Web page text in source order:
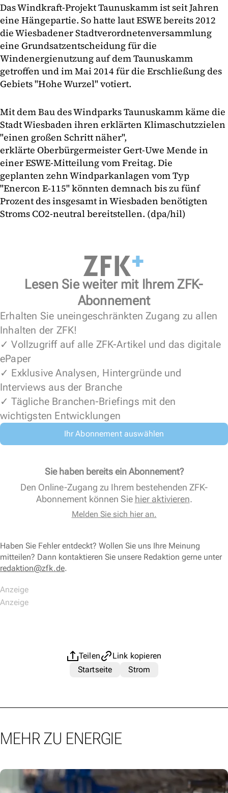
Das Windkraft-Projekt Taunuskamm ist seit Jahren
eine Hängepartie. So hatte laut ESWE bereits 2012
die Wiesbadener Stadtverordnetenversammlung
eine Grundsatzentscheidung für die
Windenergienutzung auf dem Taunuskamm
getroffen und im Mai 2014 für die Erschließung des
Gebiets "Hohe Wurzel" votiert.
Mit dem Bau des Windparks Taunuskamm käme die
Stadt Wiesbaden ihren erklärten Klimaschutzzielen
"einen großen Schritt näher",
erklärte Oberbürgermeister Gert-Uwe Mende in
einer ESWE-Mitteilung vom Freitag. Die
geplanten zehn Windparkanlagen vom Typ
"Enercon E-115" könnten demnach bis zu fünf
Prozent des insgesamt in Wiesbaden benötigten
Stroms CO2-neutral bereitstellen. (dpa/hil)
Lesen Sie weiter mit Ihrem ZFK-
Abonnement
Erhalten Sie uneingeschränkten Zugang zu allen
Inhalten der ZFK!
✓ Vollzugriff auf alle ZFK-Artikel und das digitale
ePaper
✓ Exklusive Analysen, Hintergründe und
Interviews aus der Branche
✓ Tägliche Branchen-Briefings mit den
wichtigsten Entwicklungen
Ihr Abonnement auswählen
Sie haben bereits ein Abonnement?
Den Online-Zugang zu Ihrem bestehenden ZFK-
Abonnement können Sie hier aktivieren.
Melden Sie sich hier an.
Haben Sie Fehler entdeckt? Wollen Sie uns Ihre Meinung
mitteilen? Dann kontaktieren Sie unsere Redaktion gerne unter
redaktion@zfk.de.
Teilen
Link kopieren
Startseite
Strom
MEHR ZU ENERGIE